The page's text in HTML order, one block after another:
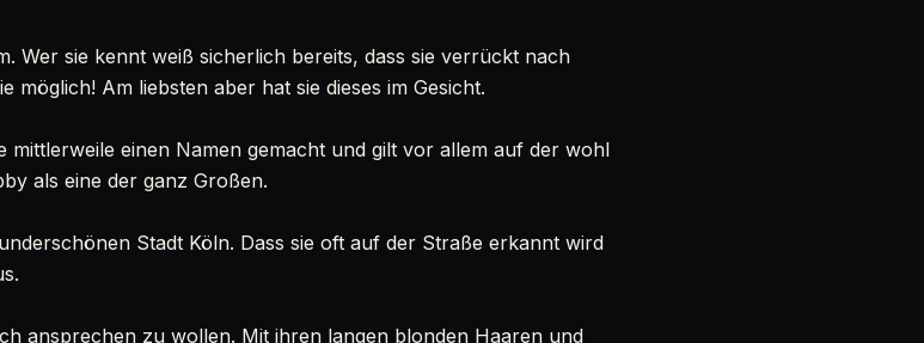
Wer sie kennt weiß sicherlich bereits, dass sie verrückt nach
möglich! Am liebsten aber hat sie dieses im Gesicht.
mittlerweile einen Namen gemacht und gilt vor allem auf der wohl
als eine der ganz Großen.
Stadt Köln. Dass sie oft auf der Straße erkannt wird
ansprechen zu wollen. Mit ihren langen blonden Haaren und